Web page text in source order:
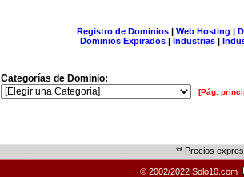
Registro de Dominios| Web Hosting |
Dominios Expirados | Industrias |
Categorías de Dominio:
[Pág.
** Precios
© 2002/2022 Solo10.com